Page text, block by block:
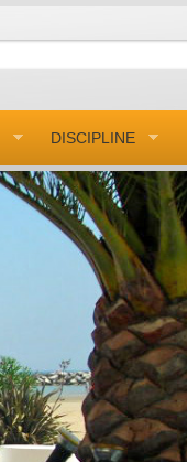
DISCIPLINE